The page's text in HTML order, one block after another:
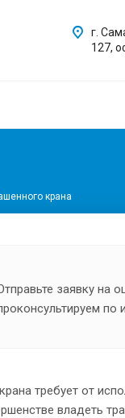
г.
127,
крана
заявку на
по
требует от
владеть